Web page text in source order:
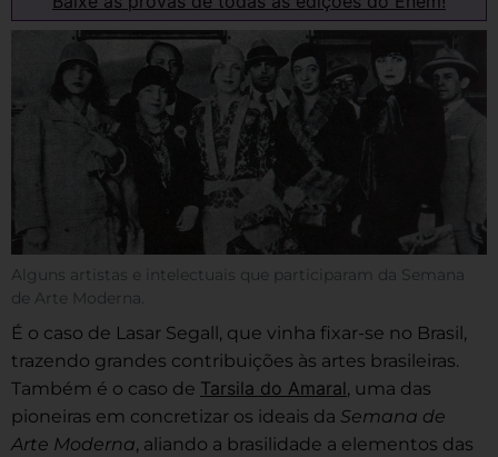
Alguns artistas e intelectuais que participaram da Semana
de Arte Moderna.
É o caso de Lasar Segall, que vinha fixar-se no Brasil,
trazendo grandes contribuições às artes brasileiras.
Também é o caso de Tarsila do Amaral, uma das
pioneiras em concretizar os ideais da Semana de
Arte Moderna, aliando a brasilidade a elementos das